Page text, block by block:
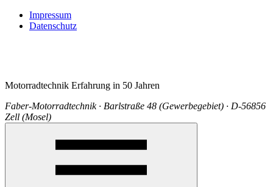
Impressum
Datenschutz
Motorradtechnik Erfahrung in 50 Jahren
Faber-Motorradtechnik · Barlstraße 48 (Gewerbegebiet) · D-56856
Zell (Mosel)